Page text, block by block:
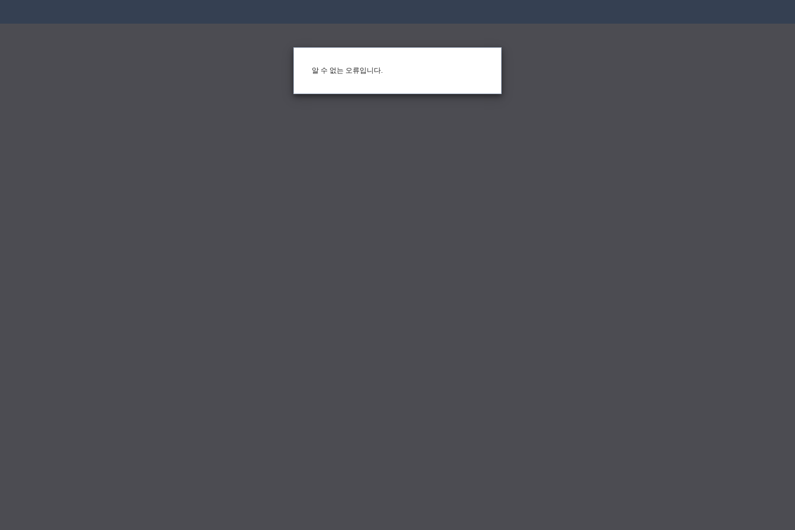
알 수 없는 오류입니다.